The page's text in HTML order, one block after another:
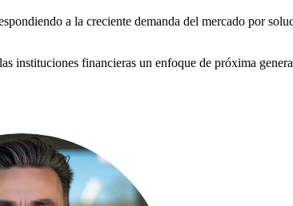
a la creciente demanda del mercado por
instituciones financieras un enfoque de próxima